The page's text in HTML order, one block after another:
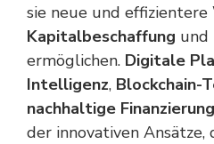
sie neue und
Kapitalbeschaffung
ermöglichen. Digitale
Intelligenz, Blockchain-
nachhaltige
der innovativen